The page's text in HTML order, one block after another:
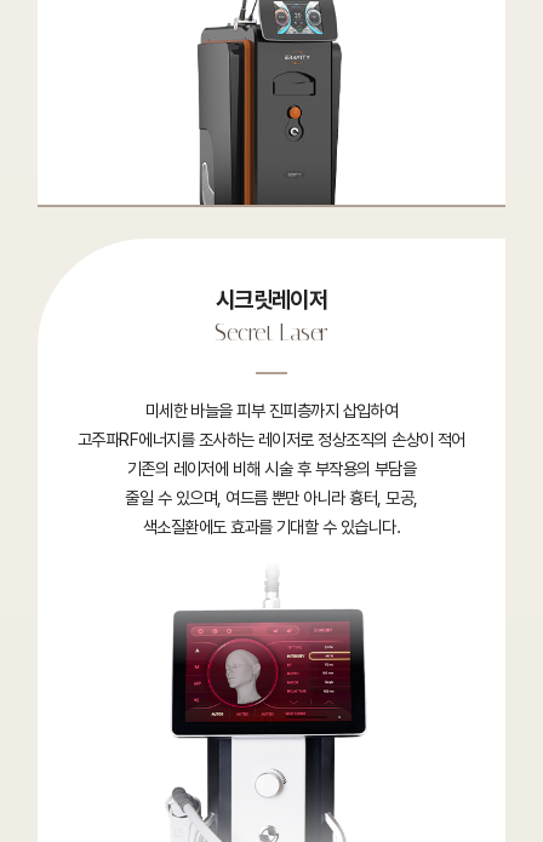
시크릿레이저
Secret Laser
미세한 바늘을 피부 진피층까지 삽입하여
고주파RF에너지를 조사하는 레이저로 정상조직의 손상이 적어
기존의 레이저에 비해 시술 후 부작용의 부담을
줄일 수 있으며, 여드름 뿐만 아니라 흉터, 모공,
색소질환에도 효과를 기대할 수 있습니다.